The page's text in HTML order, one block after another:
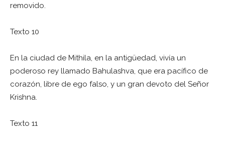
removido.
Texto 10
En la ciudad de Mithila, en la antigüedad, vivía un
poderoso rey llamado Bahulashva, que era pacífico de
corazón, libre de ego falso, y un gran devoto del Señor
Krishna.
Texto 11